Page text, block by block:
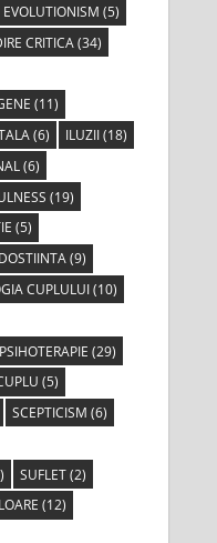
EVOLUTIONISM (5)
CRITICA(34)
(11)
(6) ILUZII(18)
(6)
(19)
(5)
(9)
CUPLULUI(10)
PSIHOTERAPIE (29)
(5)
SCEPTICISM (6)
SUFLET(2)
(12)